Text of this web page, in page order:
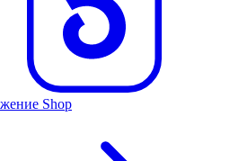
Shop